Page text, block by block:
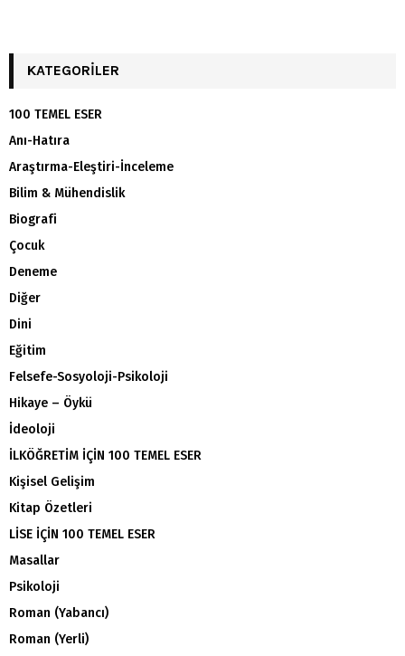
KATEGORILER
100 TEMEL ESER
Anı-Hatıra
Araştırma-Eleştiri-İnceleme
Bilim & Mühendislik
Biografi
Çocuk
Deneme
Diğer
Dini
Eğitim
Felsefe-Sosyoloji-Psikoloji
Hikaye – Öykü
İdeoloji
İLKÖĞRETİM İÇİN 100 TEMEL ESER
Kişisel Gelişim
Kitap Özetleri
LİSE İÇİN 100 TEMEL ESER
Masallar
Psikoloji
Roman (Yabancı)
Roman (Yerli)